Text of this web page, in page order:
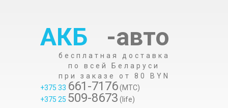
АКБ -авто
бесплатная доставка
по всей Беларуси
при заказе от 80 BYN
+375 33 661-7176(МТС)
+375 25 509-8673 (life)